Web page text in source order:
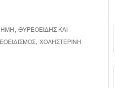
, ΘΥΡΕΟΕΙΔΉΣ ΚΑΙ
, ΧΟΛΗΣΤΕΡΊΝΗ